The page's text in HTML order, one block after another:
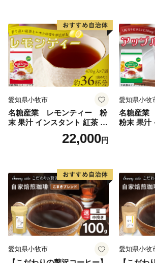
ふるさと応援寄附金の「お礼の返礼品
「北杜の特産品」を用意しております。
の特産品であることを多く寄付者の皆
き、またそこから本市へ興味をもって
です。順次返礼品を増やしてまいりま
ください！！
愛知県小牧市
名糖産業 レモンティー 粉
末 果汁 インスタント 紅茶 ビ
タミンC 袋 ロングセラー 粉
末飲料 粉末茶 簡単 手軽 ホッ
22,000円
愛知県小牧
名糖産業
粉末 果汁
ティー ビ
セラー
愛知県小牧市 愛知県小牧